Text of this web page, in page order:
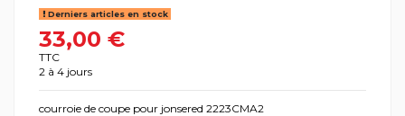
Derniers articles en stock
33,00 €
TTC
2 à 4 jours
courroie de coupe pour jonsered 2223CMA2